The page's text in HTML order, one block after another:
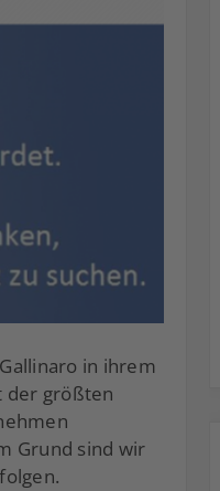
in ihrem
der größten
Grund sind wir